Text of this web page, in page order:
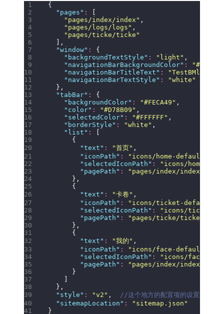
{
  "
pages " :
[
    "
pages/index/index " ,
    "
pages/logs/logs " ,
    "
pages/ticke/ticke "
  ],
  "
window" :
{
    "
backgroundTextStyle " : " light " ,
    "
navigationBarBackgroundColor" : "#262626
    "
navigationBarTitleText " : "TestBMlaoli
    "
navigationBarTextStyle " : "white "
  },
  "
tabBar" :
{
    "
backgroundColor" : "#FECA49 " ,
    "
color" : "#D78B09 " ,
    "
selectedColor" : "#FFFFFF " ,
    "
borderStyle " : "white " ,
    "
list " :
[
      {
        "
text " : "首页" ,
        "
iconPath " : " icons/home-default.png
        "
selectedIconPath " : " icons/home-
        "
pagePath " : " pages/index/index
      },
      {
        "
text " : "卡卷 " ,
        "
iconPath " : " icons/ticket-
        "
selectedIconPath " : " icons/ticket-
        "
pagePath " : " pages/ticke/ticke
      },
      {
        "
text " : "我的 " ,
        "
iconPath " : " icons/face-default.png
        "
selectedIconPath " : " icons/face-
        "
pagePath " : " pages/index/index
      }
    ]
  },
  "
style " : "v2 " ,
//这个地方的配置项的设置是有点
  "
sitemapLocation " : " sitemap.json "
}